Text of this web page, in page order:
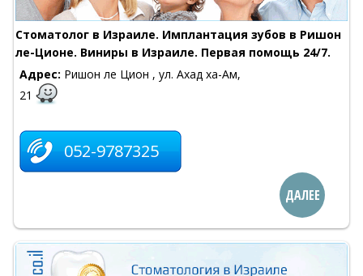
Стоматолог в Израиле. Имплантация зубов в Ришон
ле-Ционе. Виниры в Израиле. Первая помощь 24/7.
Адрес: Ришон ле Цион , ул. Ахад ха-Ам,
21
052-9787325
ДАЛЕЕ